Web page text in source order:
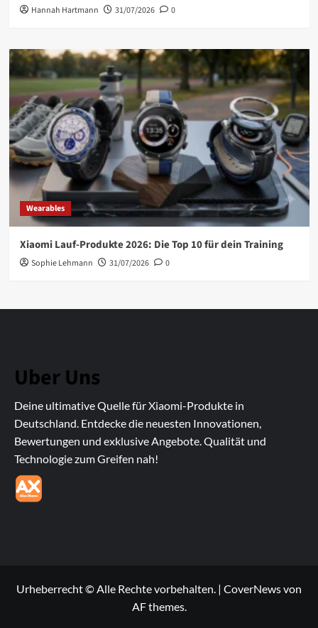
Hannah Hartmann 31/07/2026 0
Wearables
Xiaomi Lauf-Produkte 2026: Die Top 10 für dein Training
Sophie Lehmann 31/07/2026 0
Uber Uns
Deine ultimative Quelle für Xiaomi-Produkte in
Deutschland. Entdecke die neuesten Innovationen,
Bewertungen und exklusive Angebote. Qualität und
Technologie zum Greifen nah!
Urheberrecht © Alle Rechte vorbehalten. | CoverNewsvon
AF themes.